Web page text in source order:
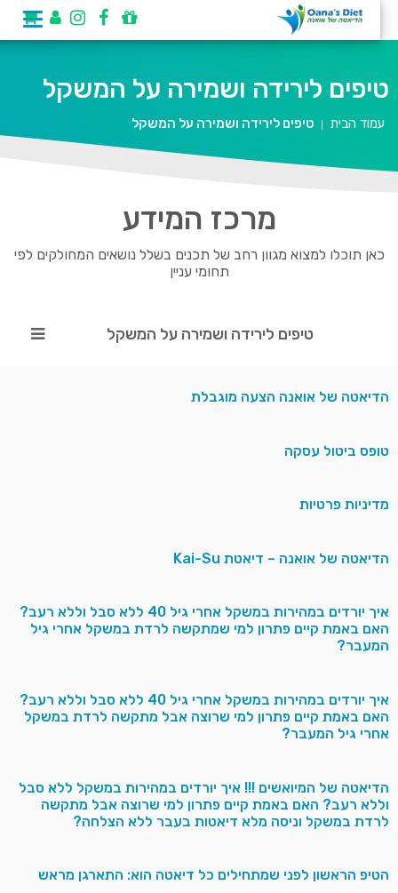
טיפים לירידה ושמירה על המשקל
עמוד הבית | טיפים לירידה ושמירה על המשקל
מרכז המידע
כאן תוכלו למצוא מגוון רחב של תכנים בשלל נושאים המחולקים לפי
תחומי עניין
טיפים לירידה ושמירה על המשקל
הדיאטה של אואנה הצעה מוגבלת
טופס ביטול עסקה
מדיניות פרטיות
הדיאטה של אואנה – דיאטת Kai-Su
איך יורדים במהירות במשקל אחרי גיל 40 ללא סבל וללא רעב?
האם באמת קיים פתרון למי שמתקשה לרדת במשקל אחרי גיל
המעבר?
איך יורדים במהירות במשקל אחרי גיל 40 ללא סבל וללא רעב?
האם באמת קיים פתרון למי שרוצה אבל מתקשה לרדת במשקל
אחרי גיל המעבר?
הדיאטה של המיואשים !!! איך יורדים במהירות במשקל ללא סבל
וללא רעב? האם באמת קיים פתרון למי שרוצה אבל מתקשה
לרדת במשקל וניסה מלא דיאטות בעבר ללא הצלחה?
הטיפ הראשון לפני שמתחילים כל דיאטה הוא: התארגן מראש